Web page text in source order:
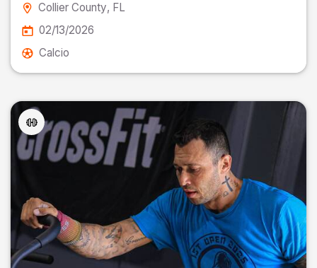
Collier County, FL
02/13/2026
Calcio